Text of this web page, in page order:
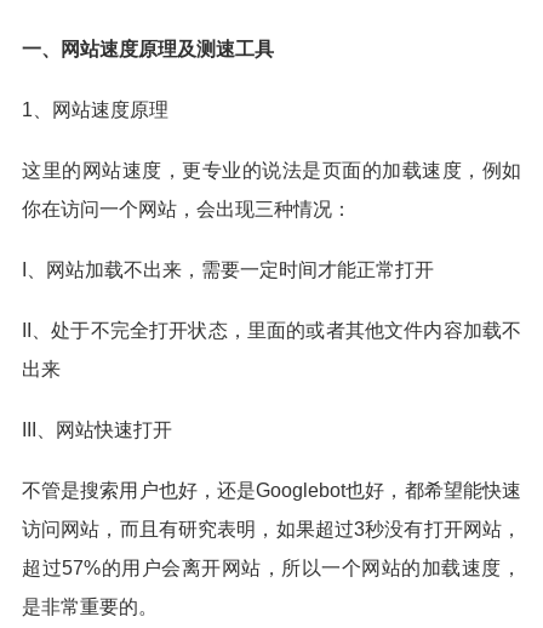
一、网站速度原理及测速工具
1、网站速度原理
这里的网站速度，更专业的说法是页面的加载速度，例如
你在访问一个网站，会出现三种情况：
I、网站加载不出来，需要一定时间才能正常打开
II、处于不完全打开状态，里面的或者其他文件内容加载不
出来
III、网站快速打开
不管是搜索用户也好，还是Googlebot也好，都希望能快速
访问网站，而且有研究表明，如果超过3秒没有打开网站，
超过57%的用户会离开网站，所以一个网站的加载速度，
是非常重要的。